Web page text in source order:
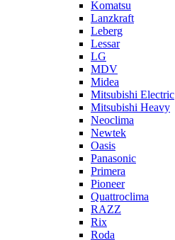
Komatsu
Lanzkraft
Leberg
Lessar
LG
MDV
Midea
Mitsubishi Electric
Mitsubishi Heavy
Neoclima
Newtek
Oasis
Panasonic
Primera
Pioneer
Quattroclima
RAZZ
Rix
Roda